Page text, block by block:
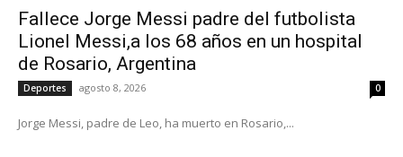
Fallece Jorge Messi padre del futbolista
Lionel Messi,a los 68 años en un hospital
de Rosario, Argentina
Deportes agosto 8, 2026 0
Jorge Messi, padre de Leo, ha muerto en Rosario,...